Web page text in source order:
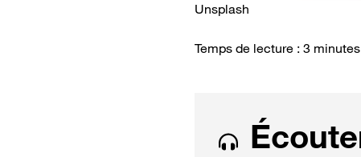
Unsplash
Temps de lecture : 3 minutes